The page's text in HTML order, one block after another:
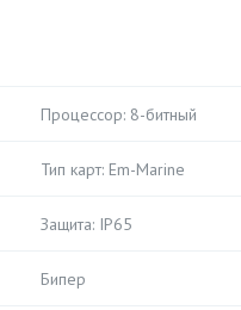
Процессор: 8-битный
Тип карт: Em-Marine
Защита: IP65
Бипер